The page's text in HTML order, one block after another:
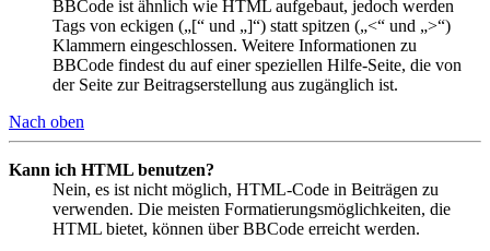
BBCode ist ähnlich wie HTML aufgebaut, jedoch werden
Tags von eckigen („[“ und „]“) statt spitzen („<“ und „>“)
Klammern eingeschlossen. Weitere Informationen zu
BBCode findest du auf einer speziellen Hilfe-Seite, die von
der Seite zur Beitragserstellung aus zugänglich ist.
Nach oben
Kann ich HTML benutzen?
Nein, es ist nicht möglich, HTML-Code in Beiträgen zu
verwenden. Die meisten Formatierungsmöglichkeiten, die
HTML bietet, können über BBCode erreicht werden.